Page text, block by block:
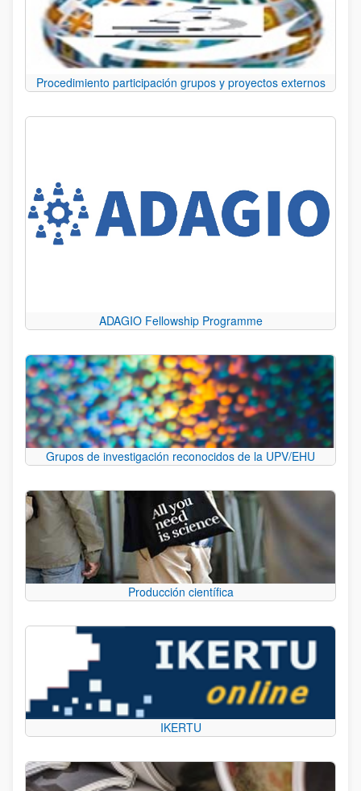
Procedimiento participación grupos y proyectos externos
ADAGIO Fellowship Programme
Grupos de investigación reconocidos de la UPV/EHU
Producción científica
IKERTU